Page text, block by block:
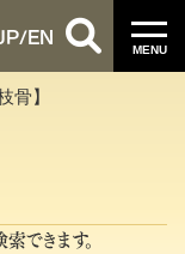
MENU
/EN
骨】
できます。